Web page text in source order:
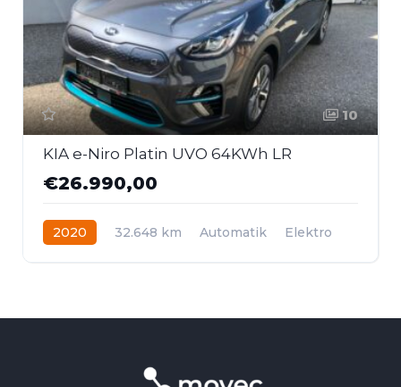
10
KIA e-Niro Platin UVO 64KWh LR
€26.990,00
2020 32.648 km Automatik
Elektro